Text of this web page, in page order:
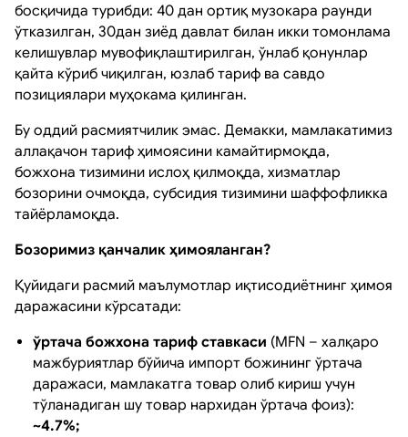
босқичида турибди: 40 дан ортиқ музокара раунди
ўтказилган, 30дан зиёд давлат билан икки томонлама
келишувлар мувофиқлаштирилган, ўнлаб қонунлар
қайта кўриб чиқилган, юзлаб тариф ва савдо
позициялари муҳокама қилинган.
Бу оддий расмиятчилик эмас. Демакки, мамлакатимиз
аллақачон тариф ҳимоясини камайтирмоқда,
божхона тизимини ислоҳ қилмоқда, хизматлар
бозорини очмоқда, субсидия тизимини шаффофликка
тайёрламоқда.
Бозоримиз қанчалик ҳимояланган?
Қуйидаги расмий маълумотлар иқтисодиётнинг ҳимоя
даражасини кўрсатади:
ўртача божхона тариф ставкаси (MFN – халқаро
мажбуриятлар бўйича импорт божининг ўртача
даражаси, мамлакатга товар олиб кириш учун
тўланадиган шу товар нархидан ўртача фоиз):
~4.7%;